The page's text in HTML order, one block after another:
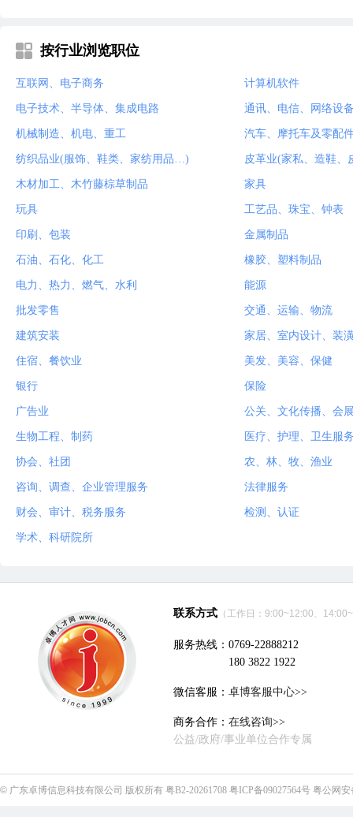
按行业浏览职位
互联网、电子商务 计算机软件
电子技术、半导体、集成电路 通讯、电信、网络设
机械制造、机电、重工 汽车、摩托车及零配
纺织品业(服饰、鞋类、家纺用品…) 皮革业(家私、造鞋
木材加工、木竹藤棕草制品 家具
玩具 工艺品、珠宝、钟表
印刷、包装 金属制品
石油、石化、化工 橡胶、塑料制品
电力、热力、燃气、水利 能源
批发零售 交通、运输、物流
建筑安装 家居、室内设计、装
住宿、餐饮业 美发、美容、保健
银行 保险
广告业 公关、文化传播、会
生物工程、制药 医疗、护理、卫生服
协会、社团 农、林、牧、渔业
咨询、调查、企业管理服务 法律服务
财会、审计、税务服务 检测、认证
学术、科研院所
联系方式 （工作日：9:00~12:00、
服务热线：0769-22888212
180 3822 1922
微信客服： 卓博客服中心>>
商务合作： 在线咨询>>
公益/政府/事业单位合作专属
© 广东卓博信息科技有限公司 版权所有 粤B2-20261708 粤ICP备09027564号 粤公网安